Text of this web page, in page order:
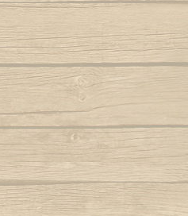
pau
você
(Capoeira
O
Autor :
Oi sim sim
Ola ola
C'est Capoeira Brasil
C'est ça la capoeira
C'est Capoeira
C'est Capoeira Brasil
C'est Capoeira Brasil
C'est Capoeira
C'est Capoeira